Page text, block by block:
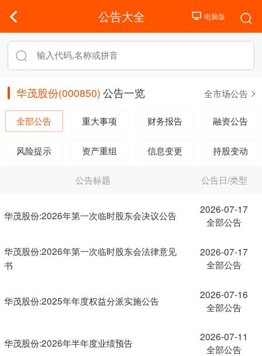
公告大全
华茂股份(000850) 公告一览 全市场公告
全部公告 重大事项 财务报告 融资公告
风险提示 资产重组 信息变更 持股变动
公告标题 公告日/类型
华茂股份:2026年第一次临时股东会决议公告
2026-07-17
全部公告
华茂股份:2026年第一次临时股东会法律意见
书
2026-07-17
全部公告
华茂股份:2025年年度权益分派实施公告
2026-07-16
全部公告
华茂股份:2026年半年度业绩预告
2026-07-11
全部公告